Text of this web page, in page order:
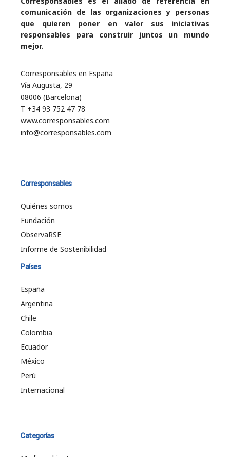
comunicación de las organizaciones y personas
que quieren poner en valor sus iniciativas
responsables para construir juntos un mundo
mejor.
Corresponsables en España
Vía Augusta, 29
08006 (Barcelona)
T +34 93 752 47 78
www.corresponsables.com
info@corresponsables.com
Corresponsables
Quiénes somos
Fundación
ObservaRSE
Informe de Sostenibilidad
Países
España
Argentina
Chile
Colombia
Ecuador
México
Perú
Internacional
Categorías